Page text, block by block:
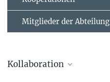
Mitglieder der Abteilung
Kollaboration